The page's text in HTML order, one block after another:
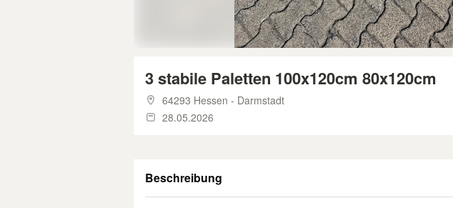
3 stabile Paletten 100x120cm 80x120cm
64293 Hessen - Darmstadt
28.05.2026
Beschreibung